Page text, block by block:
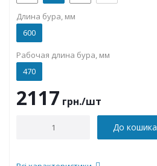
Длина бура, мм
600
Рабочая длина бура, мм
470
2117 грн./шт
До кошика